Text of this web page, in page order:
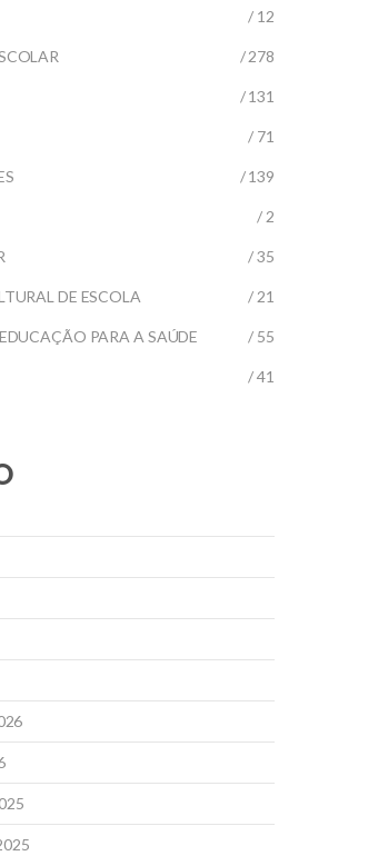
/ 12
/ 278
/ 131
/ 71
/ 139
/ 2
/ 35
DE ESCOLA / 21
PARA A SAÚDE / 55
/ 41